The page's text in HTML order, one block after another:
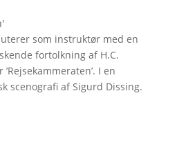
'
som instruktør med en
fortolkning af H.C.
I en
scenografi af Sigurd Dissing.